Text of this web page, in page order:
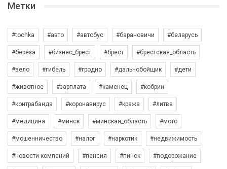
Метки
#tochka #авто #автобус #барановичи #беларусь
#берёза #бизнес_брест #брест #брестская_область
#вело #гибель #гродно #дальнобойщик #дети
#животное #зарплата #каменец #кобрин
#контрабанда #коронавирус #кража #литва
#медицина #минск #минская_область #мото
#мошенничество #налог #наркотик #недвижимость
#новости компаний #пенсия #пинск #подорожание